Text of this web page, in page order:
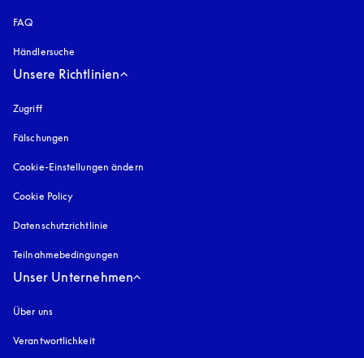
FAQ
Händlersuche
Unsere Richtlinien
Zugrifföffnet sich in einem neuen Tab
Fälschungen
Cookie-Einstellungen ändern
Cookie Policy
Datenschutzrichtlinie
Teilnahmebedingungen
Unser Unternehmen
Über uns
Verantwortlichkeit